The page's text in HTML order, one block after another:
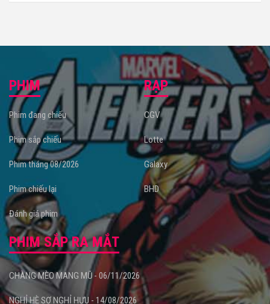
PHIM
Phim đang chiếu
Phim sắp chiếu
Phim tháng 08/2026
Phim chiếu lại
Đánh giá phim
RẠP
CGV
Lotte
Galaxy
BHD
PHIM SẮP RA MẮT
CHÀNG MÈO MANG MŨ - 06/11/2026
NGHỈ HÈ SỢ NGHỈ HƯU - 14/08/2026